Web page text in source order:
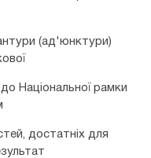
(ад'юнктури)
Національної рамки
достатніх для